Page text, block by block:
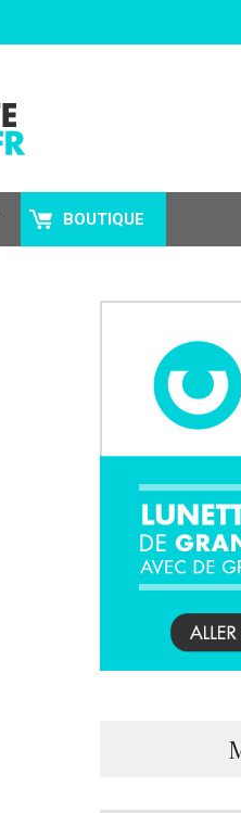
BOUTIQUE